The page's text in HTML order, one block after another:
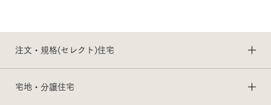
注文・規格(セレクト)住宅
宅地・分譲住宅